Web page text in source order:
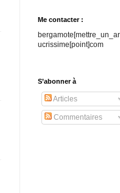
Me contacter :
ucrissime[point]com
S’abonner à
Articles
Commentaires